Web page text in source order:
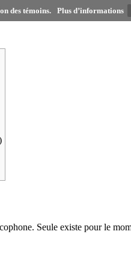
des témoins. Plus d’informations
Seule existe pour le